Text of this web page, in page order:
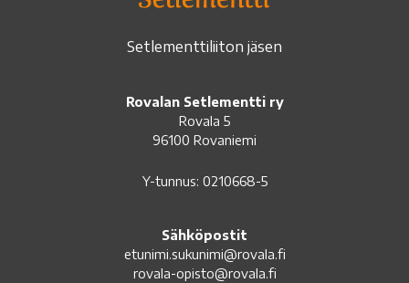
Setlementtiliiton jäsen
Rovalan Setlementti ry
Rovala 5
96100 Rovaniemi
Y-tunnus: 0210668-5
Sähköpostit
etunimi.sukunimi@rovala.fi
rovala-opisto@rovala.fi